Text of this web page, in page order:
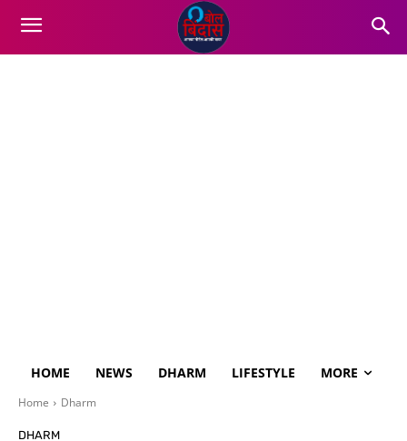
HOME NEWS DHARM LIFESTYLE MORE
Home Dharm
DHARM